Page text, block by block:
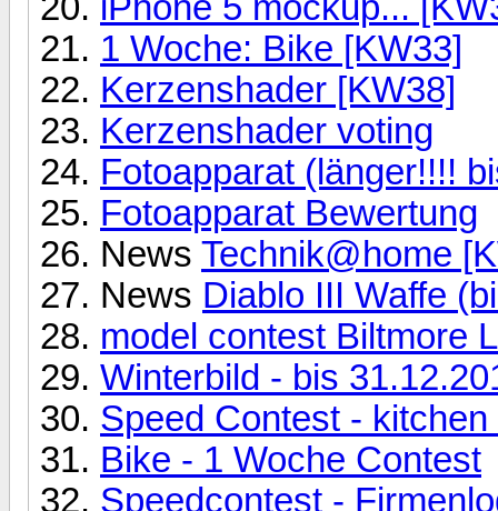
1 Woche: Bike [KW33]
Kerzenshader [KW38]
Kerzenshader voting
Fotoapparat (länger!!!!
Fotoapparat Bewertung
News Technik@home
News Diablo III Waffe
model contest Biltmore
Winterbild - bis
Speed Contest - kitchen
Bike - 1 Woche Contest
Speedcontest -